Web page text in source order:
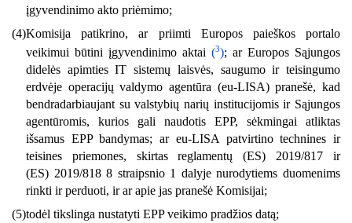
įgyvendinimo akto priėmimo;
(4)Komisija patikrino, ar priimti Europos paieškos portalo
veikimui būtini įgyvendinimo aktai (3); ar Europos Sąjungos
didelės apimties IT sistemų laisvės, saugumo ir teisingumo
erdvėje operacijų valdymo agentūra (eu-LISA) pranešė, kad
bendradarbiaujant su valstybių narių institucijomis ir Sąjungos
agentūromis, kurios gali naudotis EPP, sėkmingai atliktas
išsamus EPP bandymas; ar eu-LISA patvirtino technines ir
teisines priemones, skirtas reglamentų (ES) 2019/817 ir
(ES) 2019/818 8 straipsnio 1 dalyje nurodytiems duomenims
rinkti ir perduoti, ir ar apie jas pranešė Komisijai;
(5)todėl tikslinga nustatyti EPP veikimo pradžios datą;